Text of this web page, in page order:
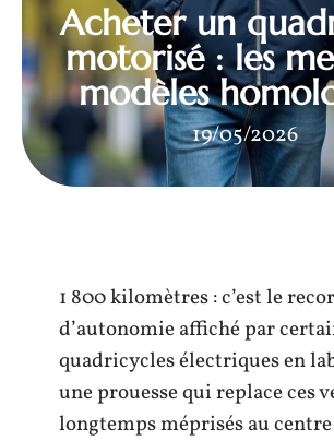
Acheter un
motorisé : les
modèles
19/05/2026
1 800 kilomètres : c’est le
d’autonomie affiché par
quadricycles électriques en
une prouesse qui replace ces
longtemps méprisés au